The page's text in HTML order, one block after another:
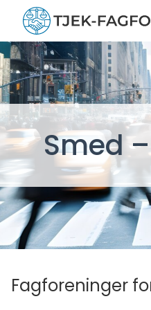
Smed
Fagforeninger